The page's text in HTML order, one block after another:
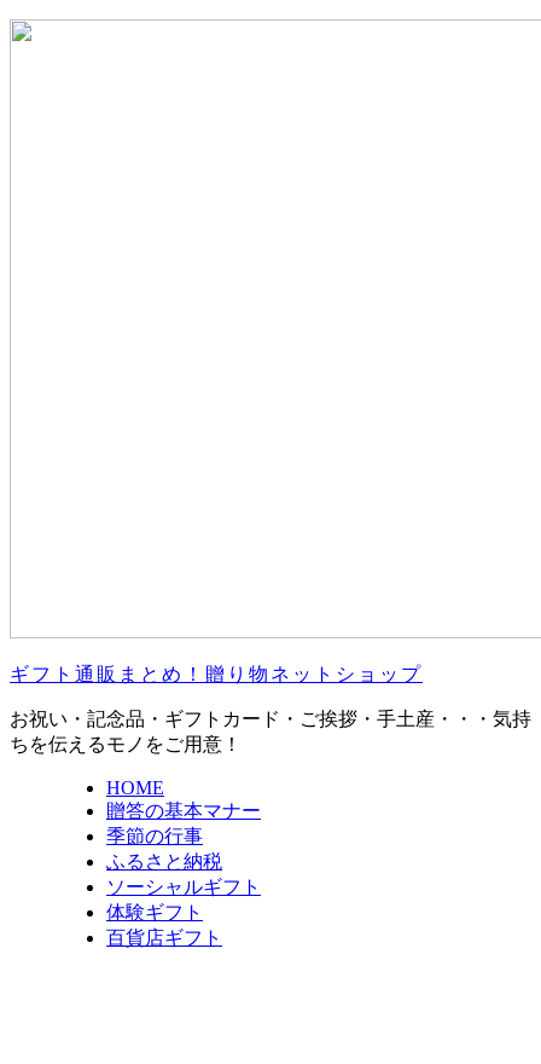
ギフト通販まとめ！贈り物ネットショップ
お祝い・記念品・ギフトカード・ご挨拶・手土産・・・気持
ちを伝えるモノをご用意！
HOME
贈答の基本マナー
季節の行事
ふるさと納税
ソーシャルギフト
体験ギフト
百貨店ギフト